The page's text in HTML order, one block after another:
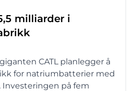
milliarder i
CATL planlegger å
for natriumbatterier med
Investeringen på fem